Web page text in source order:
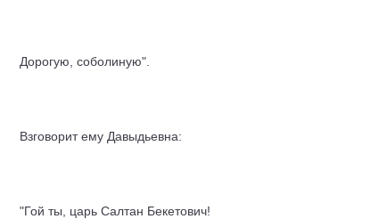
Дорогую, соболиную".
Взговорит ему Давыдьевна:
"Гой ты, царь Салтан Бекетович!